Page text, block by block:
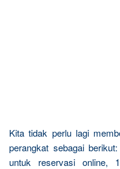
Kita tidak perlu lagi
perangkat sebagai
untuk reservasi